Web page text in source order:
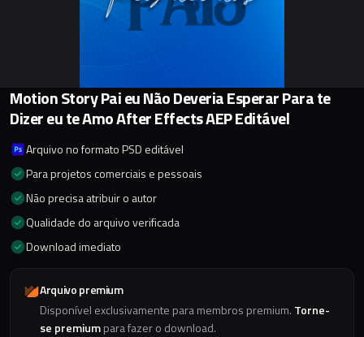
Motion Story Pai eu Não Deveria Esperar Para te
Dizer eu te Amo After Effects AEP Editável
Arquivo no formato PSD editável
Para projetos comerciais e pessoais
Não precisa atribuir o autor
Qualidade do arquivo verificada
Download imediato
Arquivo premium
Disponível exclusivamente para membros premium. Torne-
se premiumpara fazer o download.